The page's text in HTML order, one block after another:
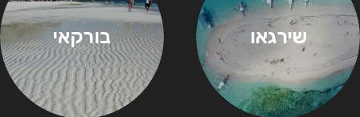
שירגאו בורקאי